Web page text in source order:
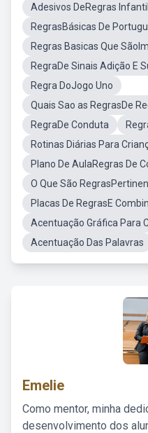
Adesivos DeRegras Infantil
RegrasBásicas De
Regras Basicas Que
RegraDe Sinais Adição E
Regra DoJogo Uno
Quais Sao as RegrasDe
RegraDe Conduta
Rotinas Diárias Para
Plano De AulaRegras De
O Que São
Placas De RegrasE
Acentuação Gráfica Para
Acentuação Das Palavras
Emelie
Como mentor, minha
desenvolvimento dos